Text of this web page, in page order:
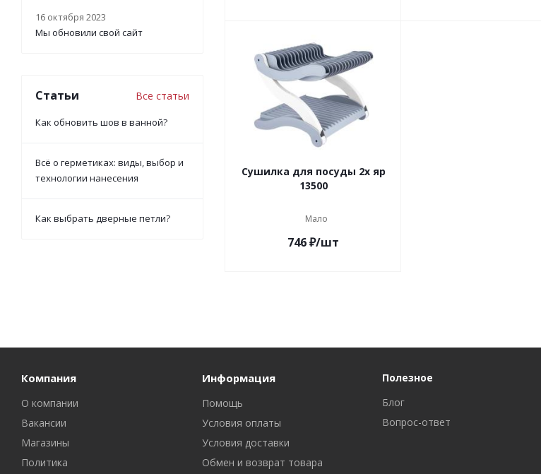
Сушилка для посуды 2х яр
13500
Мало
746₽/шт
16 октября 2023
Мы обновили свой сайт
Статьи Все статьи
Как обновить шов в ванной?
Всё о герметиках: виды, выбор и
технологии нанесения
Как выбрать дверные петли?
Компания
О компании
Вакансии
Магазины
Политика
Информация
Помощь
Условия оплаты
Условия доставки
Обмен и возврат товара
Полезное
Блог
Вопрос-ответ